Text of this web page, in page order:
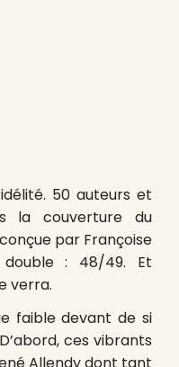
50 auteurs et
la couverture du
par Françoise
double : 48/49. Et
verra.
faible devant de si
ces vibrants